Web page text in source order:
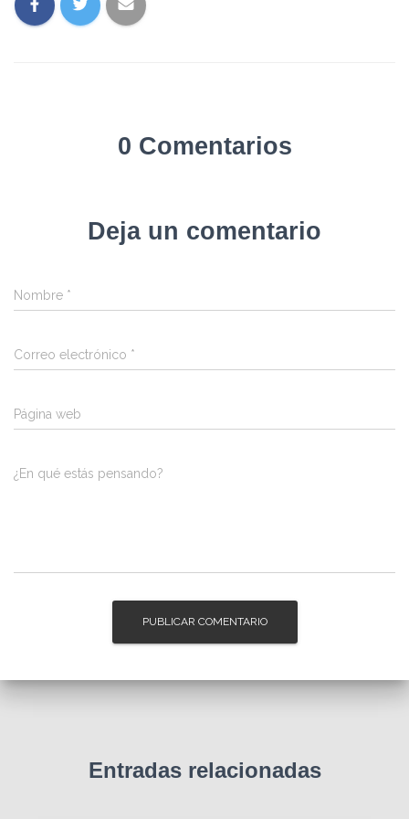
0 Comentarios
Deja un comentario
Nombre *
Correo electrónico *
Página web
¿En qué estás pensando?
Entradas relacionadas